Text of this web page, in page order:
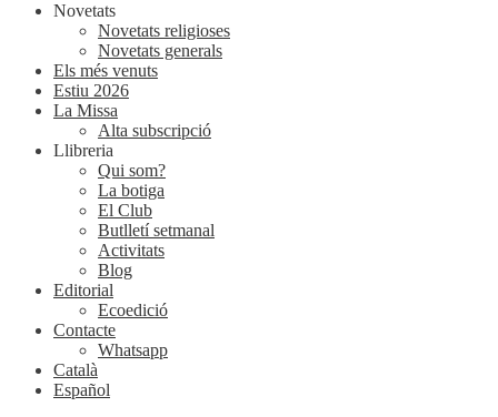
Novetats
Novetats religioses
Novetats generals
Els més venuts
Estiu 2026
La Missa
Alta subscripció
Llibreria
Qui som?
La botiga
El Club
Butlletí setmanal
Activitats
Blog
Editorial
Ecoedició
Contacte
Whatsapp
Català
Español